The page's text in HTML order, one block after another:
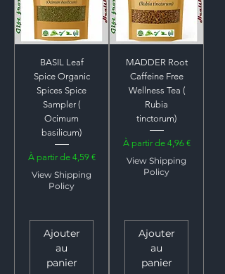
BASIL Leaf
Spice Organic
Spices Spice
Sampler (
Ocimum
basilicum)
À partir de 4,59 €
Prix promotionnel
View Shipping
Policy
Ajouter
au
panier
MADDER Root
Caffeine Free
Wellness Tea (
Rubia
tinctorum)
À partir de 4,96 €
Prix promotionnel
View Shipping
Policy
Ajouter
au
panier